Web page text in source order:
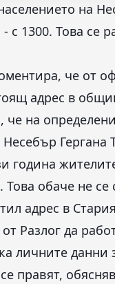
на
с 1300. Това се
че от
адрес в
на
Гергана
година
обаче не се
адрес в
Разлог да
личните данни
правят,